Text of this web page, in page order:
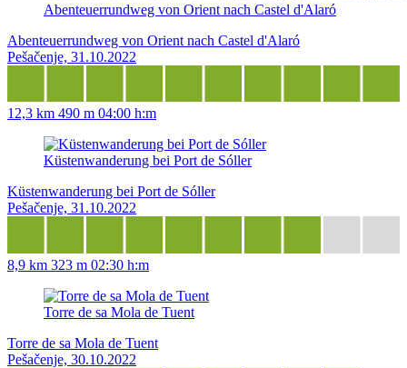
Abenteuerrundweg von Orient nach Castel d'Alaró
Abenteuerrundweg von Orient nach Castel d'Alaró
Pešačenje, 31.10.2022
12,3 km 490 m 04:00 h:m
Küstenwanderung bei Port de Sóller
Küstenwanderung bei Port de Sóller
Pešačenje, 31.10.2022
8,9 km 323 m 02:30 h:m
Torre de sa Mola de Tuent
Torre de sa Mola de Tuent
Pešačenje, 30.10.2022